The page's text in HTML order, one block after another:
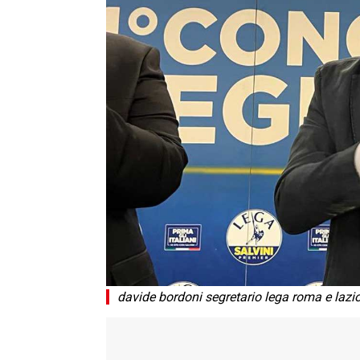
davide bordoni segretario lega roma e